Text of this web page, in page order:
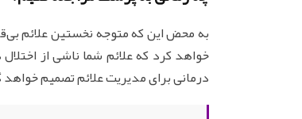
به محض این که متوجه نخستین علائم
خواهد کرد که علائم شما ناشی از
درمانی برای مدیریت علائم تصمیم